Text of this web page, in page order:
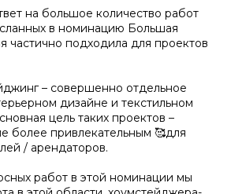
на большое количество работ
в номинацию Большая
частично подходила для проектов
– совершенно отдельное
дизайне и текстильном
цель таких проектов –
более привлекательным 🥰для
/ арендаторов.
работ в этой номинации мы